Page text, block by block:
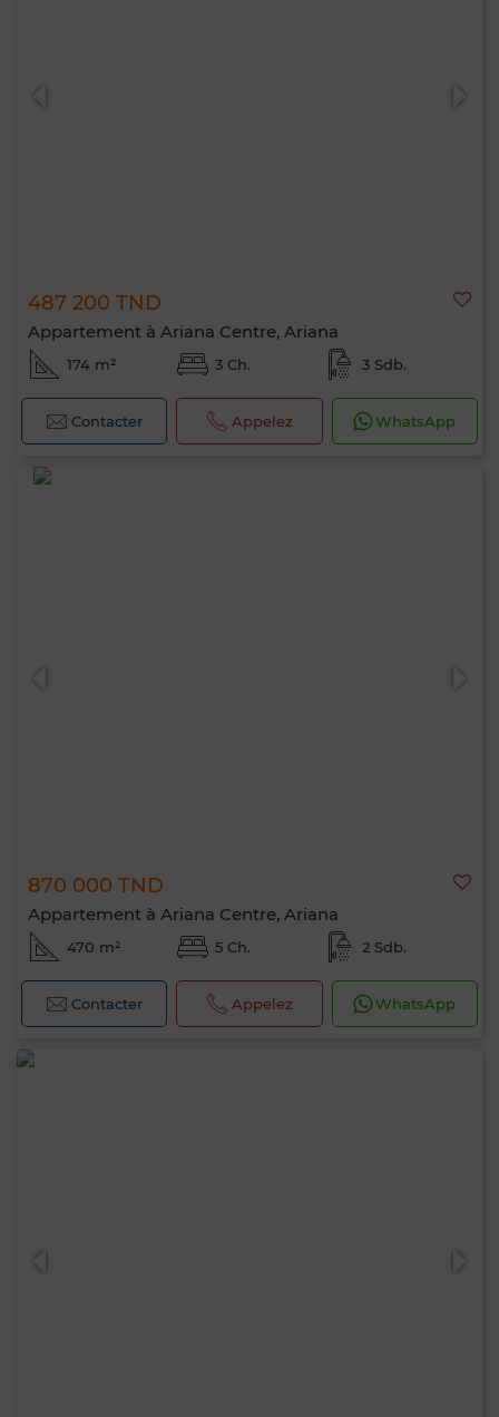
487 200 TND
Appartement à Ariana Centre, Ariana
174 m² 3 Ch. 3 Sdb.
Contacter Appelez WhatsApp
870 000 TND
Appartement à Ariana Centre, Ariana
470 m² 5 Ch. 2 Sdb.
Contacter Appelez WhatsApp